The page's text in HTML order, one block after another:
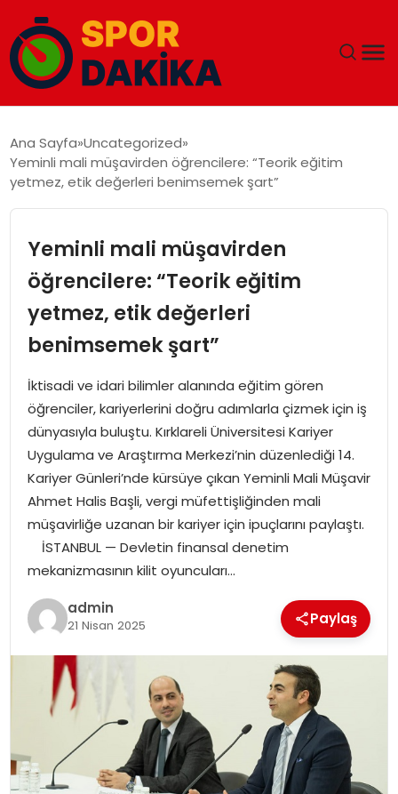
GÜNDEM
EKONOMI
SAĞLIK
SIYASET
SPOR
TEKNOLOJI
Ana Sayfa Uncategorized
Yeminli mali müşavirden öğrencilere: “Teorik eğitim
yetmez, etik değerleri benimsemek şart”
Yeminli mali müşavirden
öğrencilere: “Teorik eğitim
yetmez, etik değerleri
benimsemek şart”
İktisadi ve idari bilimler alanında eğitim gören
öğrenciler, kariyerlerini doğru adımlarla çizmek için iş
dünyasıyla buluştu. Kırklareli Üniversitesi Kariyer
Uygulama ve Araştırma Merkezi’nin düzenlediği 14.
Kariyer Günleri’nde kürsüye çıkan Yeminli Mali Müşavir
Ahmet Halis Başli, vergi müfettişliğinden mali
müşavirliğe uzanan bir kariyer için ipuçlarını paylaştı.
İSTANBUL — Devletin finansal denetim
mekanizmasının kilit oyuncuları…
admin
21 Nisan 2025 Paylaş